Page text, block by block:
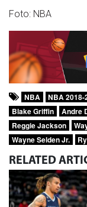
Foto: NBA
NBA NBA 2018-
Blake Griffin
Andre
Reggie Jackson
Wayne Selden Jr.
RELATED